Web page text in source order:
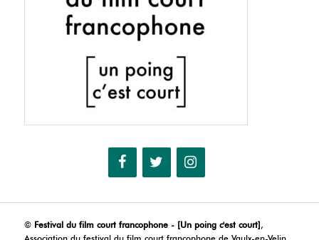
© Festival du film court francophone - [Un poing c'est court],